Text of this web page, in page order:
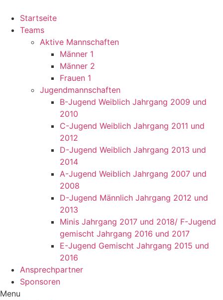
Startseite
Teams
Aktive Mannschaften
Männer 1
Männer 2
Frauen 1
Jugendmannschaften
B-Jugend Weiblich Jahrgang 2009 und
2010
C-Jugend Weiblich Jahrgang 2011 und
2012
D-Jugend Weiblich Jahrgang 2013 und
2014
A-Jugend Weiblich Jahrgang 2007 und
2008
D-Jugend Männlich Jahrgang 2012 und
2013
Minis Jahrgang 2017 und 2018/ F-Jugend
gemischt Jahrgang 2016 und 2017
E-Jugend Gemischt Jahrgang 2015 und
2016
Ansprechpartner
Sponsoren
Menu